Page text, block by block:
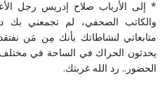
* إلى الأرباب صلاح إدريس رجل
والكاتب الصحفي، لم تجمعني بك
متابعاتي لنشاطاتك بأنك مِن مَن
يحدثون الحراك في الساحة في مختلف
الحضور.. رد الله غربتك.